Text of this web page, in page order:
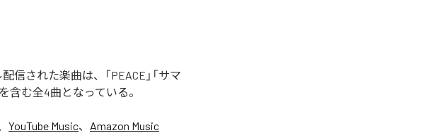
された楽曲は、「PEACE」「サマ
含む全4曲となっている。
YouTube Music、 Amazon Music